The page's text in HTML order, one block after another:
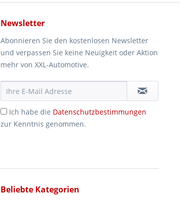
Newsletter
Abonnieren Sie den kostenlosen Newsletter
und verpassen Sie keine Neuigkeit oder Aktion
mehr von XXL-Automotive.
Ich habe die Datenschutzbestimmungen
zur Kenntnis genommen.
Beliebte Kategorien